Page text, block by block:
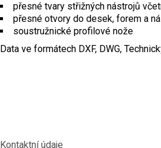
přesné tvary střižných nástrojů
přesné otvory do desek, forem a
soustružnické profilové nože
Data ve formátech DXF, DWG,
Kontaktní údaje